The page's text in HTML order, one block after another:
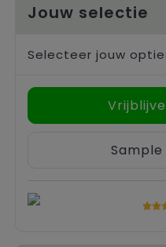
Jouw selectie
Selecteer jouw